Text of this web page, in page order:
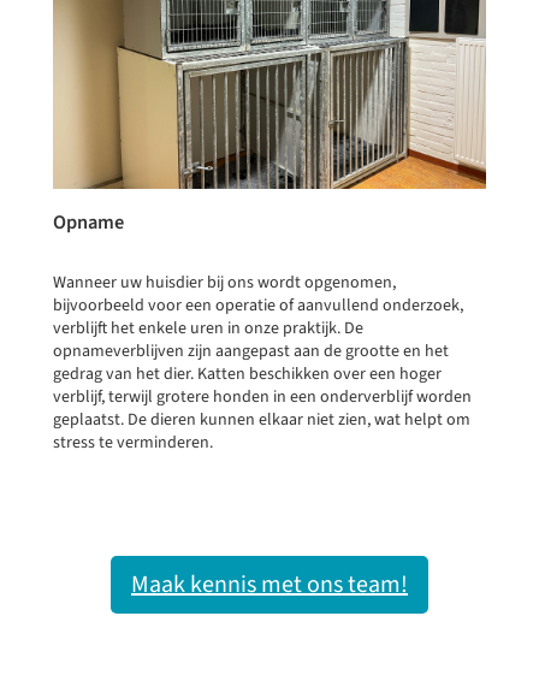
Opname
Wanneer uw huisdier bij ons wordt opgenomen,
bijvoorbeeld voor een operatie of aanvullend onderzoek,
verblijft het enkele uren in onze praktijk. De
opnameverblijven zijn aangepast aan de grootte en het
gedrag van het dier. Katten beschikken over een hoger
verblijf, terwijl grotere honden in een onderverblijf worden
geplaatst. De dieren kunnen elkaar niet zien, wat helpt om
stress te verminderen.
Maak kennis met ons team!